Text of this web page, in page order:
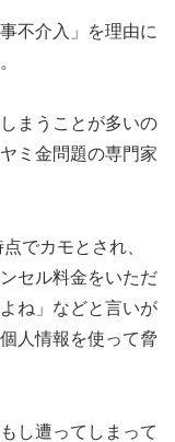
不介入」を理由に
まうことが多いの
ミ金問題の専門家
でカモとされ、
セル料金をいただ
ね」などと言いが
人情報を使って脅
し遭ってしまって